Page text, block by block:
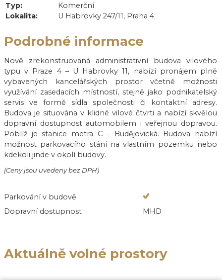
Typ:
Komerční
Lokalita:
U Habrovky 247/11, Praha 4
Podrobné informace
Nově zrekonstruovaná administrativní budova vilového
typu v Praze 4 – U Habrovky 11, nabízí pronájem plně
vybavených kancelářských prostor včetně možnosti
využívání zasedacích místností, stejně jako podnikatelský
servis ve formě sídla společnosti či kontaktní adresy.
Budova je situována v klidné vilové čtvrti a nabízí skvělou
dopravní dostupnost automobilem i veřejnou dopravou.
Poblíž je stanice metra C – Budějovická. Budova nabízí
možnost parkovacího stání na vlastním pozemku nebo
kdekoli jinde v okolí budovy.
(Ceny jsou uvedeny bez DPH)
Parkování v budově
Dopravní dostupnost
MHD
Aktuálně volné prostory